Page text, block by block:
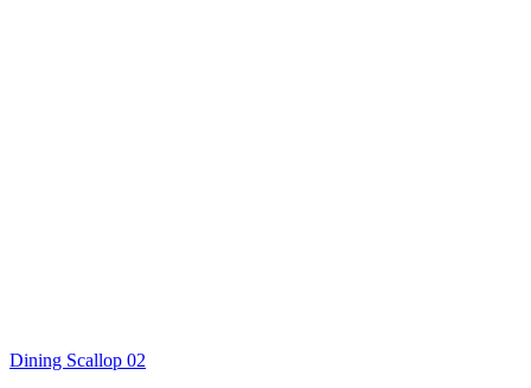
Dining Scallop 02